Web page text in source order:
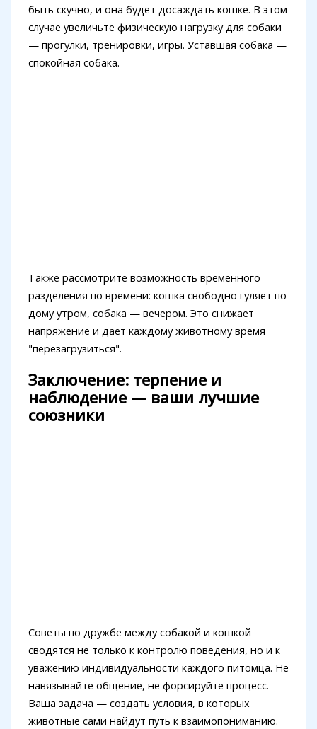
быть скучно, и она будет досаждать кошке. В этом
случае увеличьте физическую нагрузку для собаки
— прогулки, тренировки, игры. Уставшая собака —
спокойная собака.
Также рассмотрите возможность временного
разделения по времени: кошка свободно гуляет по
дому утром, собака — вечером. Это снижает
напряжение и даёт каждому животному время
"перезагрузиться".
Заключение: терпение и
наблюдение — ваши лучшие
союзники
Советы по дружбе между собакой и кошкой
сводятся не только к контролю поведения, но и к
уважению индивидуальности каждого питомца. Не
навязывайте общение, не форсируйте процесс.
Ваша задача — создать условия, в которых
животные сами найдут путь к взаимопониманию.